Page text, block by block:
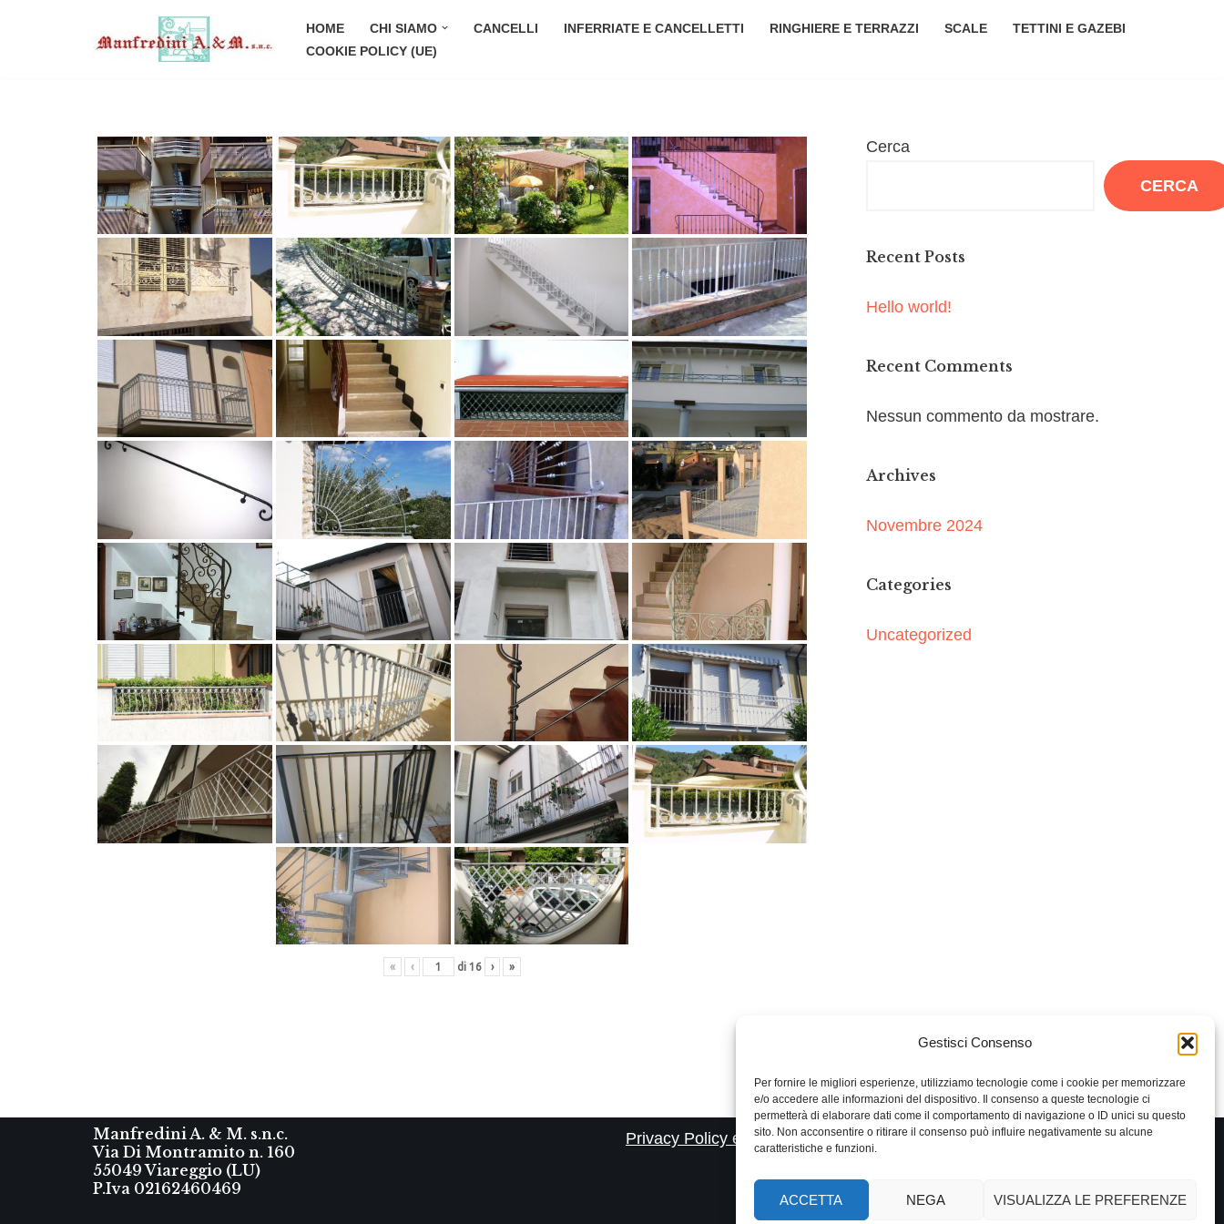
Gestisci Consenso
Per fornire le migliori esperienze, utilizziamo tecnologie come i cookie per memorizzare
e/o accedere alle informazioni del dispositivo. Il consenso a queste tecnologie ci
permetterà di elaborare dati come il comportamento di navigazione o ID unici su questo
sito. Non acconsentire o ritirare il consenso può influire negativamente su alcune
caratteristiche e funzioni.
ACCETTA NEGA VISUALIZZA LE PREFERENZE
HOME CHI SIAMO CANCELLI INFERRIATE E CANCELLETTI RINGHIERE E TERRAZZI SCALE
TETTINI E GAZEBI
COOKIE POLICY (UE)
« ‹ di 16 › »
Cerca
CERCA
Recent Posts
Hello world!
Recent Comments
Nessun commento da mostrare.
Archives
Novembre 2024
Categories
Uncategorized
Manfredini A. & M. s.n.c.
Via Di Montramito n. 160
55049 Viareggio (LU)
P.Iva 02162460469
Privacy Policy e cookie